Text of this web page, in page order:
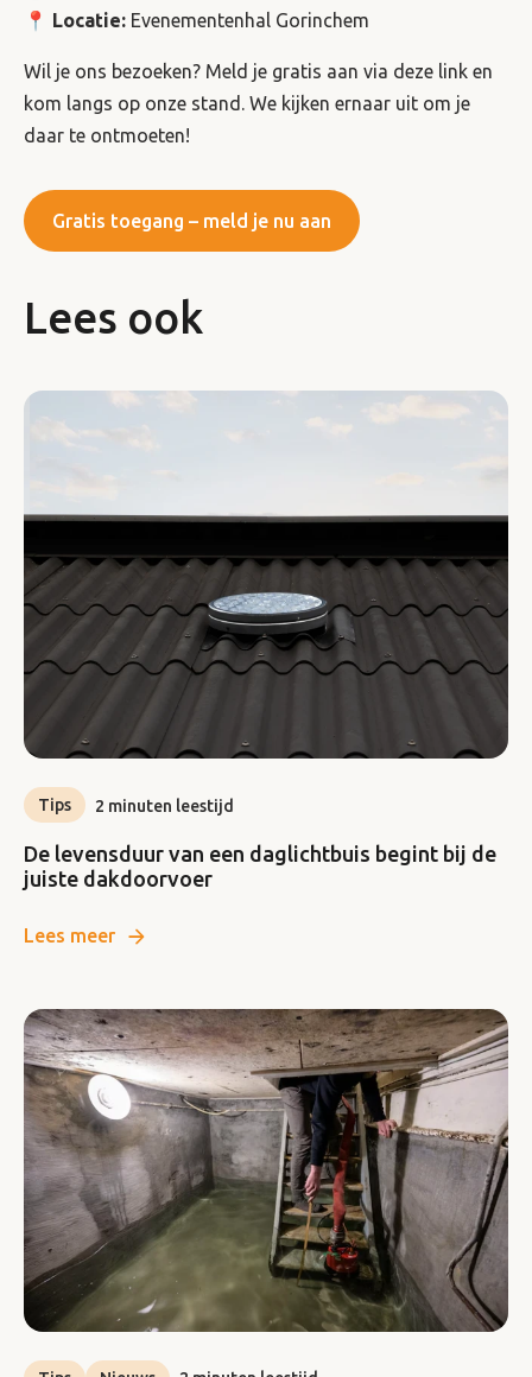
📍 Locatie: Evenementenhal Gorinchem
Wil je ons bezoeken? Meld je gratis aan via deze link en
kom langs op onze stand. We kijken ernaar uit om je
daar te ontmoeten!
Gratis toegang – meld je nu aan
Lees ook
Tips 2 minuten leestijd
De levensduur van een daglichtbuis begint bij de
juiste dakdoorvoer
Lees meer